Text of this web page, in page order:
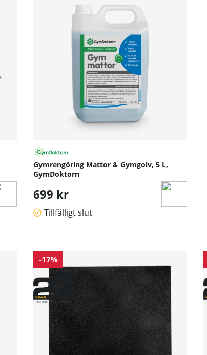
Gymrengöring Mattor & Gymgolv, 5 L,
GymDoktorn
699 kr
Tillfälligt slut
-17%